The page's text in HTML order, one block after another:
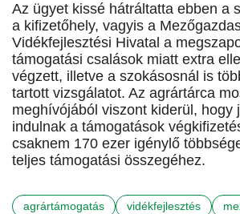
Az ügyet kissé hátráltatta ebben a
a kifizetőhely, vagyis a
Vidékfejlesztési Hivatal a
támogatási csalások miatt extra
végzett, illetve a szokásosnál is
tartott vizsgálatot. Az agrártárca
meghívójából viszont kiderül, hogy
indulnak a támogatások
csaknem 170 ezer igénylő
teljes támogatási összegéhez.
agrártámogatás vidékfejlesztés